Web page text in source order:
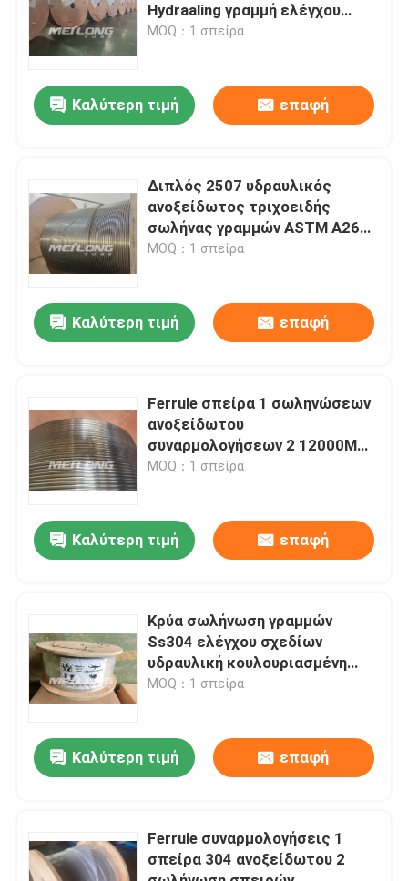
Προϊόντα
Βίντεο
Περίπου εμείς
Ποιοτικός έλεγχος
Μας ελάτε σε επαφή με
Ειδήσεις
Γραμμή Υδραυλικού Ελέγχου
Hydraaling γραμμή ελέγχου
τριχοειδών σωλήνων
MOQ：1 σπείρα
Καλύτερη τιμή επαφή
Διπλός 2507 υδραυλικός
ανοξείδωτος τριχοειδής
σωλήνας γραμμών ASTM A269
ελέγχου για το αέριο ελαίου
MOQ：1 σπείρα
Καλύτερη τιμή επαφή
Ferrule σπείρα 1 σωληνώσεων
ανοξείδωτου
συναρμολογήσεων 2 12000M
υδραυλική δοκιμασμένη σπείρα
MOQ：1 σπείρα
Καλύτερη τιμή επαφή
Κρύα σωλήνωση γραμμών
Ss304 ελέγχου σχεδίων
υδραυλική κουλουριασμένη
υψηλή τριχοειδής γύρω από
MOQ：1 σπείρα
Καλύτερη τιμή επαφή
Ferrule συναρμολογήσεις 1
σπείρα 304 ανοξείδωτου 2